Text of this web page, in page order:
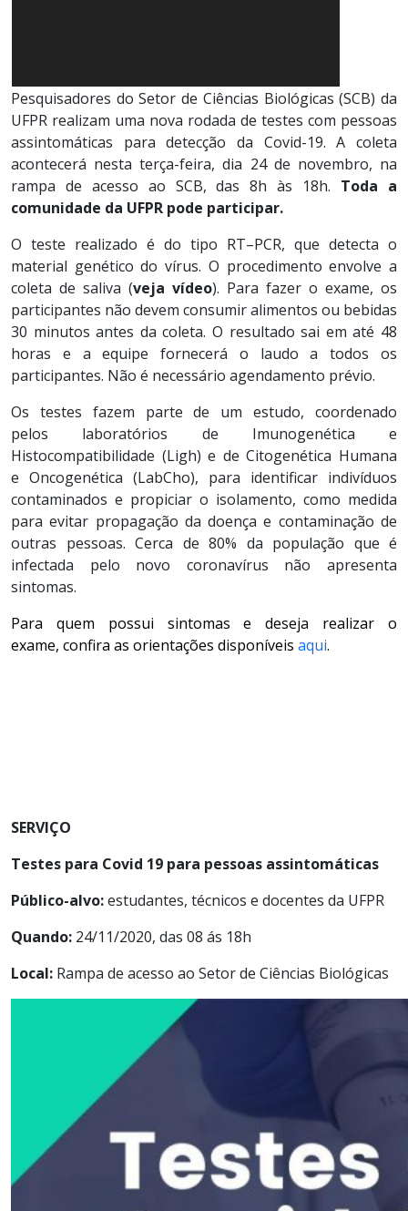
Pesquisadores do Setor de Ciências Biológicas (SCB) da
UFPR realizam uma nova rodada de testes com pessoas
assintomáticas para detecção da Covid-19. A coleta
acontecerá nesta terça-feira, dia 24 de novembro, na
rampa de acesso ao SCB, das 8h às 18h. Toda a
comunidade da UFPR pode participar.
O teste realizado é do tipo RT–PCR, que detecta o
material genético do vírus. O procedimento envolve a
coleta de saliva (veja vídeo). Para fazer o exame, os
participantes não devem consumir alimentos ou bebidas
30 minutos antes da coleta. O resultado sai em até 48
horas e a equipe fornecerá o laudo a todos os
participantes. Não é necessário agendamento prévio.
Os testes fazem parte de um estudo, coordenado
pelos laboratórios de Imunogenética e
Histocompatibilidade (Ligh) e de Citogenética Humana
e Oncogenética (LabCho), para identificar indivíduos
contaminados e propiciar o isolamento, como medida
para evitar propagação da doença e contaminação de
outras pessoas. Cerca de 80% da população que é
infectada pelo novo coronavírus não apresenta
sintomas.
Para quem possui sintomas e deseja realizar o
exame, confira as orientações disponíveis aqui.
SERVIÇO
Testes para Covid 19 para pessoas assintomáticas
Público-alvo:estudantes, técnicos e docentes da UFPR
Quando: 24/11/2020, das 08 ás 18h
Local: Rampa de acesso ao Setor de Ciências Biológicas